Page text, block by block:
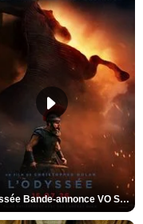
L'Odyssée Bande-annonce VO STFR